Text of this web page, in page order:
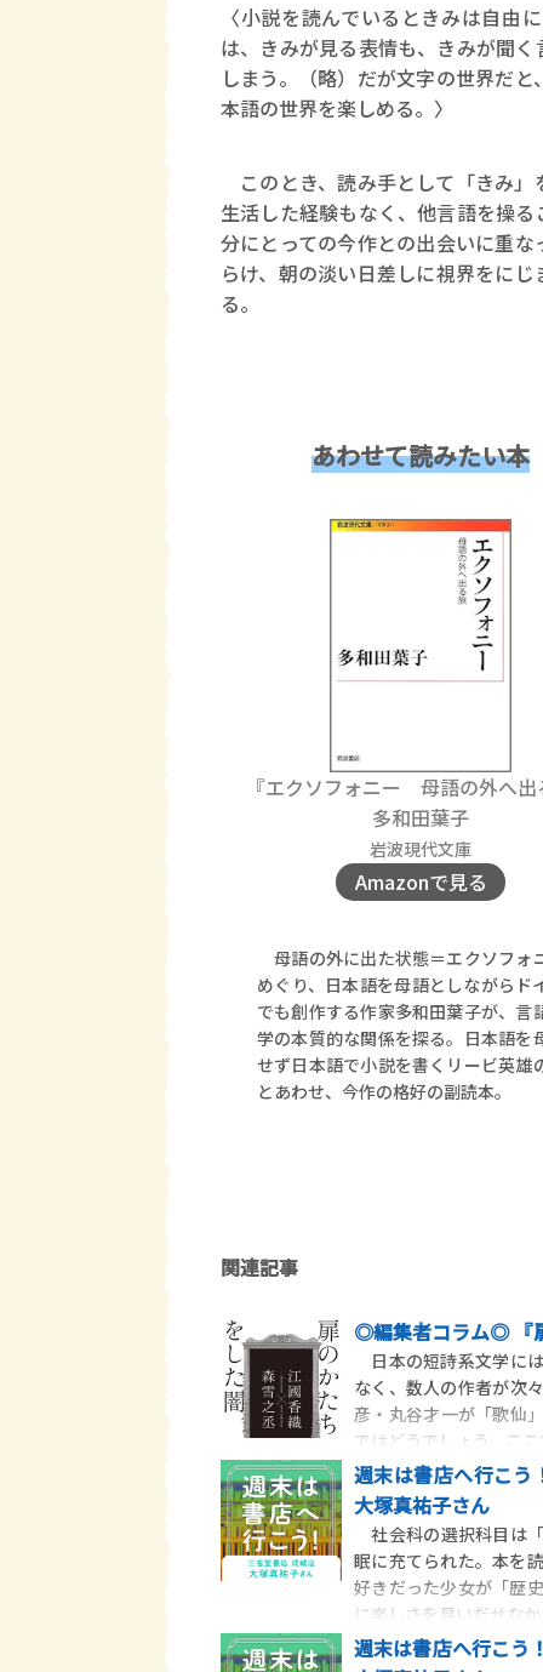
〈小説を読んでいるときみは自由
は、きみが見る表情も、きみが聞
しまう。（略）だが文字の世界だ
本語の世界を楽しめる。〉
このとき、読み手として「きみ
生活した経験もなく、他言語を操
分にとっての今作との出会いに重
らけ、朝の淡い日差しに視界をに
る。
あわせて読みたい本
『エクソフォニー 母語の外へ出
多和田葉子
岩波現代文庫
Amazonで見る
母語の外に出た状態＝エクソフォ
めぐり、日本語を母語としながらド
でも創作する作家多和田葉子が、言
学の本質的な関係を探る。日本語を
せず日本語で小説を書くリービ英雄
とあわせ、今作の格好の副読本。
関連記事
◎編集者コラム◎ 『
日本の短詩系文学に
なく、数人の作者が次
彦・丸谷才一が「歌仙
ではどうでしょう。こ
週末は書店へ行こ
大塚真祐子さん
社会科の選択科目は
眠に充てられた。本を
好きだった少女が「歴
に楽しさを見いだせな
週末は書店へ行こ